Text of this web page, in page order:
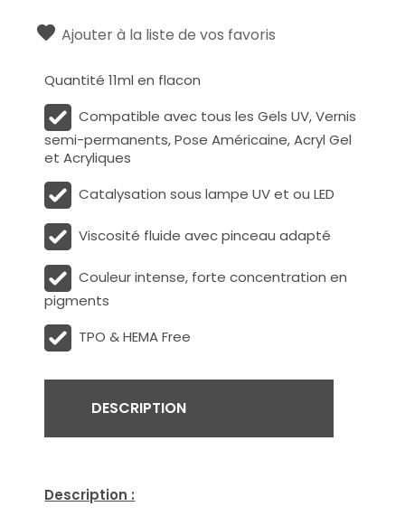
Ajouter à la liste de vos favoris
Quantité 11ml en flacon
Compatible avec tous les Gels UV, Vernis
semi-permanents, Pose Américaine, Acryl Gel
et Acryliques
Catalysation sous lampe UV et ou LED
Viscosité fluide avec pinceau adapté
Couleur intense, forte concentration en
pigments
TPO & HEMA Free
DESCRIPTION
Description :